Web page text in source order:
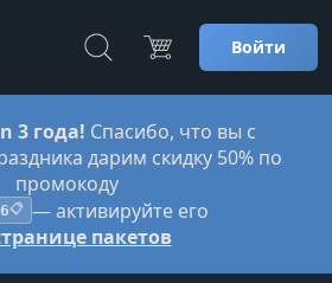
Войти
3 года! Спасибо, что вы с
дарим скидку 50% по
промокоду
📋 — активируйте его
пакетов